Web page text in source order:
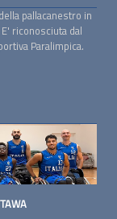
pallacanestro in
riconosciuta dal
Paralimpica.